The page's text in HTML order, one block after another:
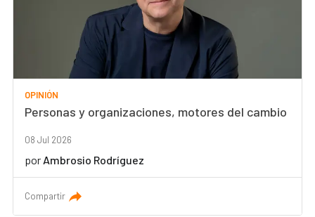
OPINIÓN
Personas y organizaciones, motores del cambio
08 Jul 2026
por Ambrosio Rodríguez
Compartir